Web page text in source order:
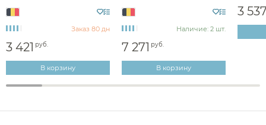
Заказ 80 дн
3 421 руб.
В корзину
Наличие: 2 шт.
7 271 руб.
В корзину
3